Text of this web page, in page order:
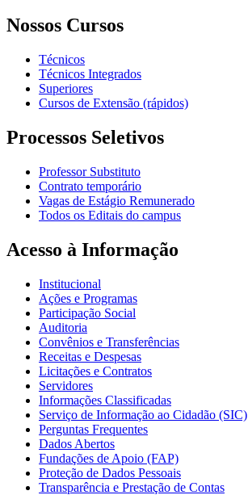
Nossos Cursos
Técnicos
Técnicos Integrados
Superiores
Cursos de Extensão (rápidos)
Processos Seletivos
Professor Substituto
Contrato temporário
Vagas de Estágio Remunerado
Todos os Editais do campus
Acesso à Informação
Institucional
Ações e Programas
Participação Social
Auditoria
Convênios e Transferências
Receitas e Despesas
Licitações e Contratos
Servidores
Informações Classificadas
Serviço de Informação ao Cidadão (SIC)
Perguntas Frequentes
Dados Abertos
Fundações de Apoio (FAP)
Proteção de Dados Pessoais
Transparência e Prestação de Contas